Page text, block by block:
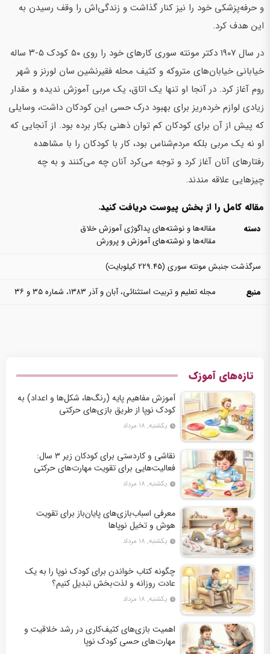
و حرفه‌پزشکی خود را نیز کنار گذاشت و زندگی‌اش را وقف رسیدن به
این هدف کرد.
در سال ۱۹۰۷ دکتر مونته سوری کارهای خود را روی ۵۰ کودک ۵-۳ ساله
خیابانی خیابان‌های متروکه و کثیف محله فقیرنشین سان لورنز و شهر
روم آغاز کرد. در آنجا او تنها یک اتاق، یک مربی آموزش ندیده و مقدار
زیادی لوازم خرده‌ریز برای بهبود درک حسی این کودکان داشت، وسایلی
که پیش از آن برای کودکان کم توان ذهنی بکار برده بود. از آنجایی که
او نه یک مربی بلکه مردم‌شناس بود، کار با کودکان را با مشاهده
رفتارهای آنان آغاز کرد و توجه می‌کرد آنان چه می‌کنند و به چه
چیزهایی علاقه‌ مندند.
مقاله کامل را از بخش پیوست دریافت کنید.
دسته
مقاله‌ها و نوشته‌های پداگوژی آموزش خلاق
مقاله‌ها و نوشته‌های آموزش و پرورش
سرگذشت جنبش مونته سوری (229.45 کیلوبایت)
منبع
مجله تعلیم و تربیت استثنائی، آبان و آذر ۱۳۸۳، شماره ۳۵ و ۳۶
تازه‌های آموزک
آموزش مفاهیم پایه (رنگ‌ها، شکل‌ها و اعداد) به
کودک نوپا از طریق بازی‌های حرکتی
یکشنبه, ۱۸ مرداد
نقاشی و کاردستی برای کودکان زیر ۳ سال:
فعالیت‌هایی برای تقویت مهارت‌های حرکتی
ظریفیکشنبه, ۱۸ مرداد
معرفی اسباب‌بازی‌های پایان‌باز برای تقویت
هوش و تخیل نوپاها
یکشنبه, ۱۸ مرداد
چگونه کتاب خواندن برای کودک نوپا را به یک
عادت روزانه و لذت‌بخش تبدیل کنیم؟
یکشنبه, ۱۸ مرداد
اهمیت بازی‌های کثیف‌کاری در رشد خلاقیت و
مهارت‌های حسی کودک نوپا